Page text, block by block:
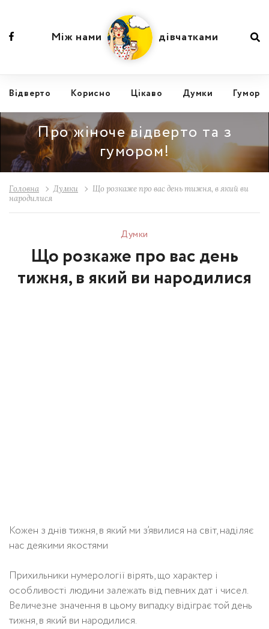
Відвертo Корисно Цікаво Думки Гумор
Між нами дівчатками
Про жіноче відверто та з
гумором!
Головна Думки
Що розкаже про вас день тижня, в який ви
народилися
Думки
Що розкаже про вас день
тижня, в який ви народилися
Кожен з днів тижня, в який ми з’явилися на світ, наділяє
нас деякими якостями
Прихильники нумерології вірять, що характер і
особливості людини залежать від певних дат і чисел.
Величезне значення в цьому випадку відіграє той день
тижня, в який ви народилися.